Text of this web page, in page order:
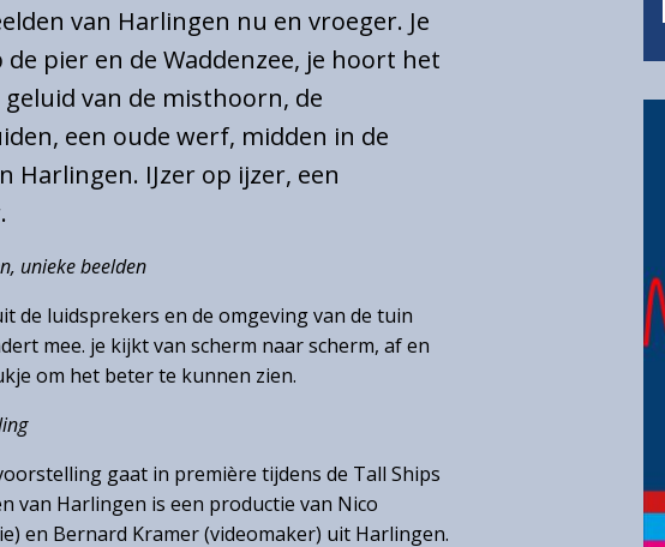
van Harlingen nu en vroeger. Je
pier en de Waddenzee, je hoort het
van de misthoorn, de
een oude werf, midden in de
Harlingen. IJzer op ijzer, een
unieke beelden
de luidsprekers en de omgeving van de tuin
mee. je kijkt van scherm naar scherm, af en
om het beter te kunnen zien.
gaat in première tijdens de Tall Ships
van Harlingen is een productie van Nico
en Bernard Kramer (videomaker) uit Harlingen.